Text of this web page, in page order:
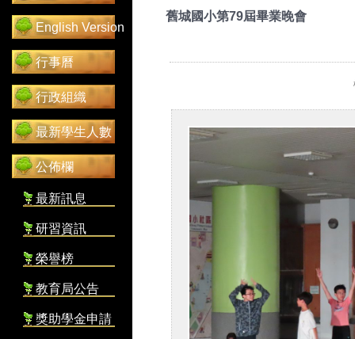
English Version
行事曆
行政組織
最新學生人數
公佈欄
最新訊息
研習資訊
榮譽榜
教育局公告
獎助學金申請
舊城國小第79屆畢業晚會